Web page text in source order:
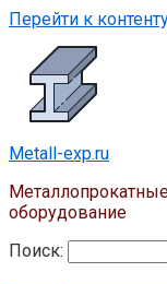
Перейти к
Metall-exp.ru
оборудование
Поиск: